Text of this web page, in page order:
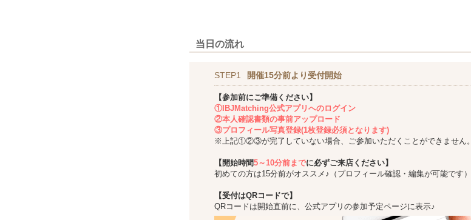
当日の流れ
STEP1 開催15分前より受付開始
【参加前にご準備ください】
①IBJMatching公式アプリへのログイン
②本人確認書類の事前アップロード
③プロフィール写真登録(1枚登録必須となります)
※上記①②③が完了していない場合、ご参加いただくことができません。
【開始時間5～10分前までに必ずご来店ください】
初めての方は15分前がオススメ♪（プロフィール確認・編集が可能です）
【受付はQRコードで】
QRコードは開始直前に、公式アプリの参加予定ページに表示♪